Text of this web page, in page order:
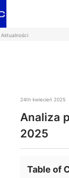
Aktualności
24th kwiecień 2025
Analiza
2025
Table of